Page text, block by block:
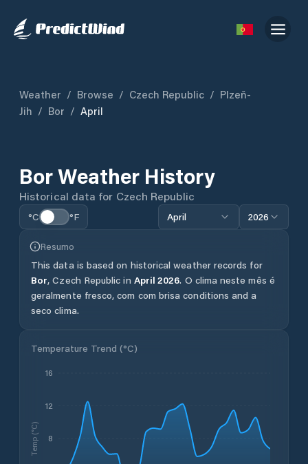
Weather / Browse / Czech Republic / Plzeň-
Jih / Bor / April
BorWeather History
Historical data for Czech Republic
°C °F April 2026
Resumo
This data is based on historical weather records for
Bor, Czech Republic in April 2026. O clima neste mês é
geralmente fresco, com com brisa conditions and a
seco clima.
Temperature Trend (°C)
8
12
16
Temp (°C)